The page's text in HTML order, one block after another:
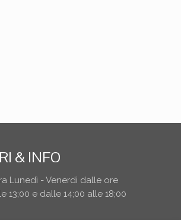
& INFO
Lunedì - Venerdì dalle ore
13;00 e dalle 14;00 alle 18;00